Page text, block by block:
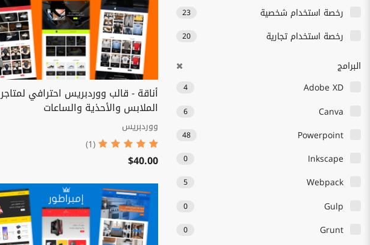
رخصة استخدام شخصية
23
رخصة استخدام تجارية 20
البرامج
Adobe XD
4
Canva
6
Powerpoint
48
Inkscape
0
Webpack
5
Gulp
0
Grunt
0
أناقة - قالب ووردبريس احترافي لمتاجر
الملابس والأحذية والساعات
ووردبريس
(1)
$40.00